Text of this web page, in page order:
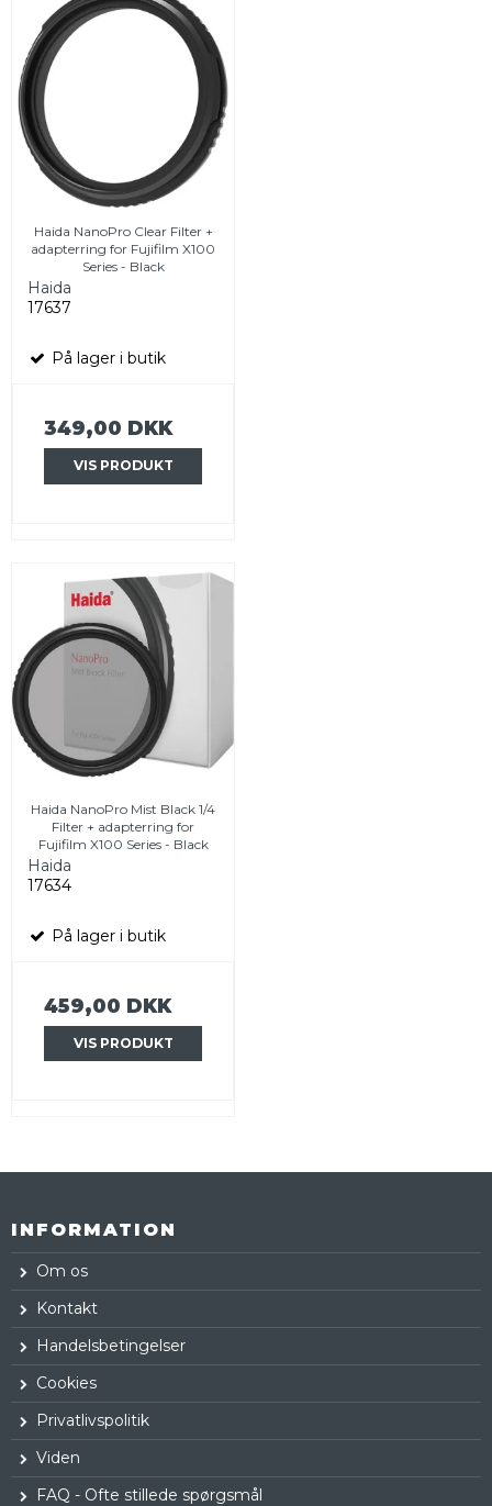
Haida NanoPro Clear Filter +
adapterring for Fujifilm X100
Series - Black
Haida
17637
På lager i butik
349,00 DKK
VIS PRODUKT
Haida NanoPro Mist Black 1/4
Filter + adapterring for
Fujifilm X100 Series - Black
Haida
17634
På lager i butik
459,00 DKK
VIS PRODUKT
INFORMATION
Om os
Kontakt
Handelsbetingelser
Cookies
Privatlivspolitik
Viden
FAQ - Ofte stillede spørgsmål